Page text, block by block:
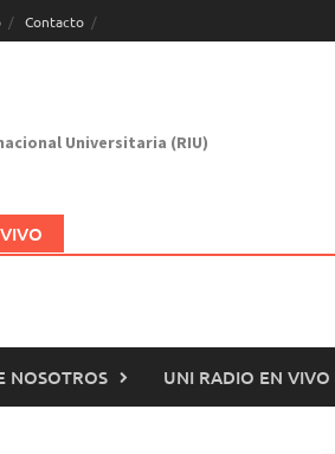
Contacto
Universitaria (RIU)
NOSOTROS UNI RADIO EN VIVO